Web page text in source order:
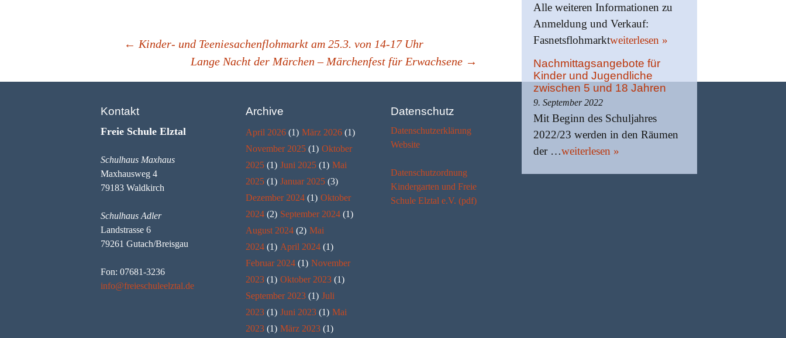
← Kinder- und Teeniesachenflohmarkt am 25.3. von 14-17 Uhr
Lange Nacht der Märchen – Märchenfest für Erwachsene →
Alle weiteren Informationen zu
Anmeldung und Verkauf:
Fasnetsflohmarktweiterlesen »
Nachmittagsangebote für
Kinder und Jugendliche
zwischen 5 und 18 Jahren
9. September 2022
Mit Beginn des Schuljahres
2022/23 werden in den Räumen
der …weiterlesen »
Kontakt
Freie Schule Elztal
Schulhaus Maxhaus
Maxhausweg 4
79183 Waldkirch
Schulhaus Adler
Landstrasse 6
79261 Gutach/Breisgau
Fon: 07681-3236
info@freieschuleelztal.de
Archive
April 2026 (1) März 2026 (1)
November 2025 (1) Oktober
2025 (1) Juni 2025 (1) Mai
2025 (1) Januar 2025 (3)
Dezember 2024 (1) Oktober
2024 (2) September 2024 (1)
August 2024 (2) Mai
2024 (1) April 2024 (1)
Februar 2024 (1) November
2023 (1) Oktober 2023 (1)
September 2023 (1) Juli
2023 (1) Juni 2023 (1) Mai
2023 (1) März 2023 (1)
Datenschutz
Datenschutzerklärung
Website
Datenschutzordnung
Kindergarten und Freie
Schule Elztal e.V. (pdf)